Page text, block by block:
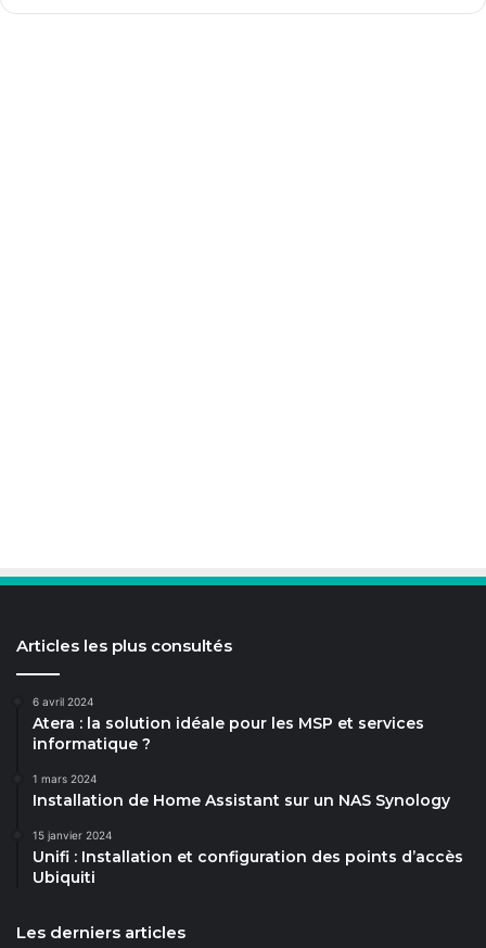
Articles les plus consultés
6 avril 2024
Atera : la solution idéale pour les MSP et services
informatique ?
1 mars 2024
Installation de Home Assistant sur un NAS Synology
15 janvier 2024
Unifi : Installation et configuration des points d’accès
Ubiquiti
Les derniers articles